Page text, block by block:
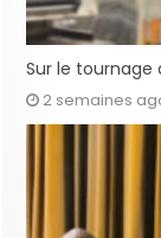
Sur le tournage
2 semaines